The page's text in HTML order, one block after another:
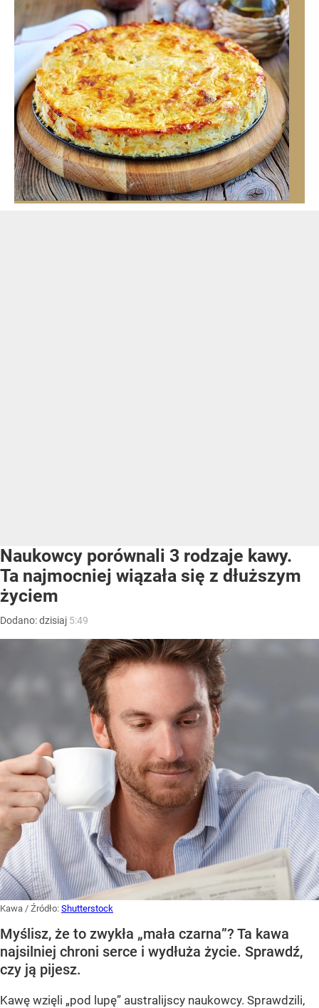
Naukowcy porównali 3 rodzaje kawy.
Ta najmocniej wiązała się z dłuższym
życiem
Dodano:dzisiaj 5:49
Kawa / Źródło: Shutterstock
Myślisz, że to zwykła „mała czarna”? Ta kawa
najsilniej chroni serce i wydłuża życie. Sprawdź,
czy ją pijesz.
Kawę wzięli „pod lupę” australijscy naukowcy. Sprawdzili,